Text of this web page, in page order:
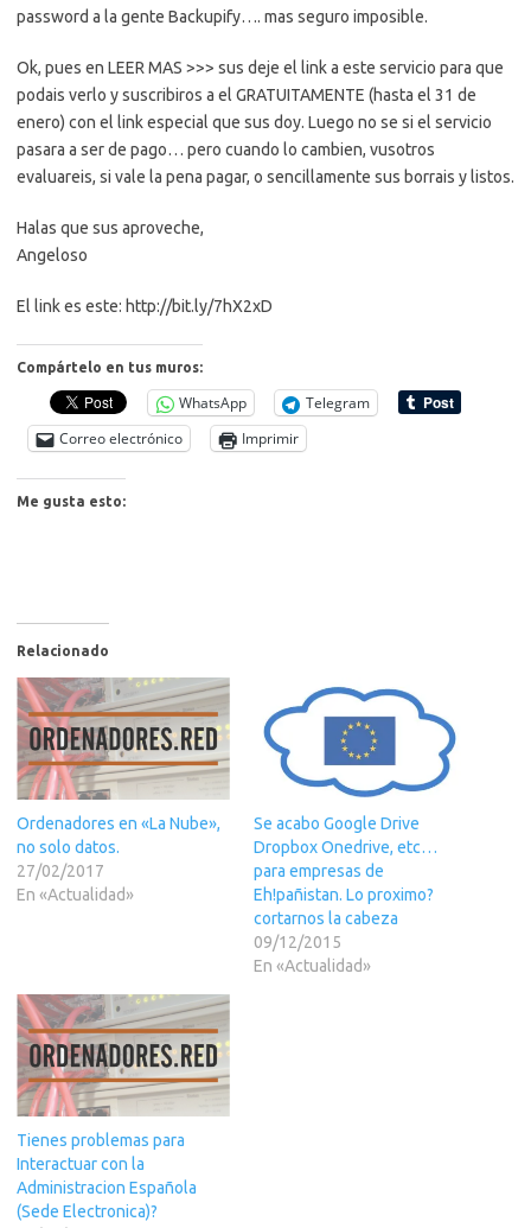
password a la gente Backupify…. mas seguro imposible.
Ok, pues en LEER MAS >>> sus deje el link a este servicio para que
podais verlo y suscribiros a el GRATUITAMENTE (hasta el 31 de
enero) con el link especial que sus doy. Luego no se si el servicio
pasara a ser de pago… pero cuando lo cambien, vusotros
evaluareis, si vale la pena pagar, o sencillamente sus borrais y listos.
Halas que sus aproveche,
Angeloso
El link es este: http://bit.ly/7hX2xD
Compártelo en tus muros:
WhatsApp
Telegram
Correo electrónico
Imprimir
Me gusta esto:
Relacionado
Ordenadores en «La Nube»,
no solo datos.
27/02/2017
En «Actualidad»
Se acabo Google Drive
Dropbox Onedrive, etc…
para empresas de
Eh!pañistan. Lo proximo?
cortarnos la cabeza
09/12/2015
En «Actualidad»
Tienes problemas para
Interactuar con la
Administracion Española
(Sede Electronica)?